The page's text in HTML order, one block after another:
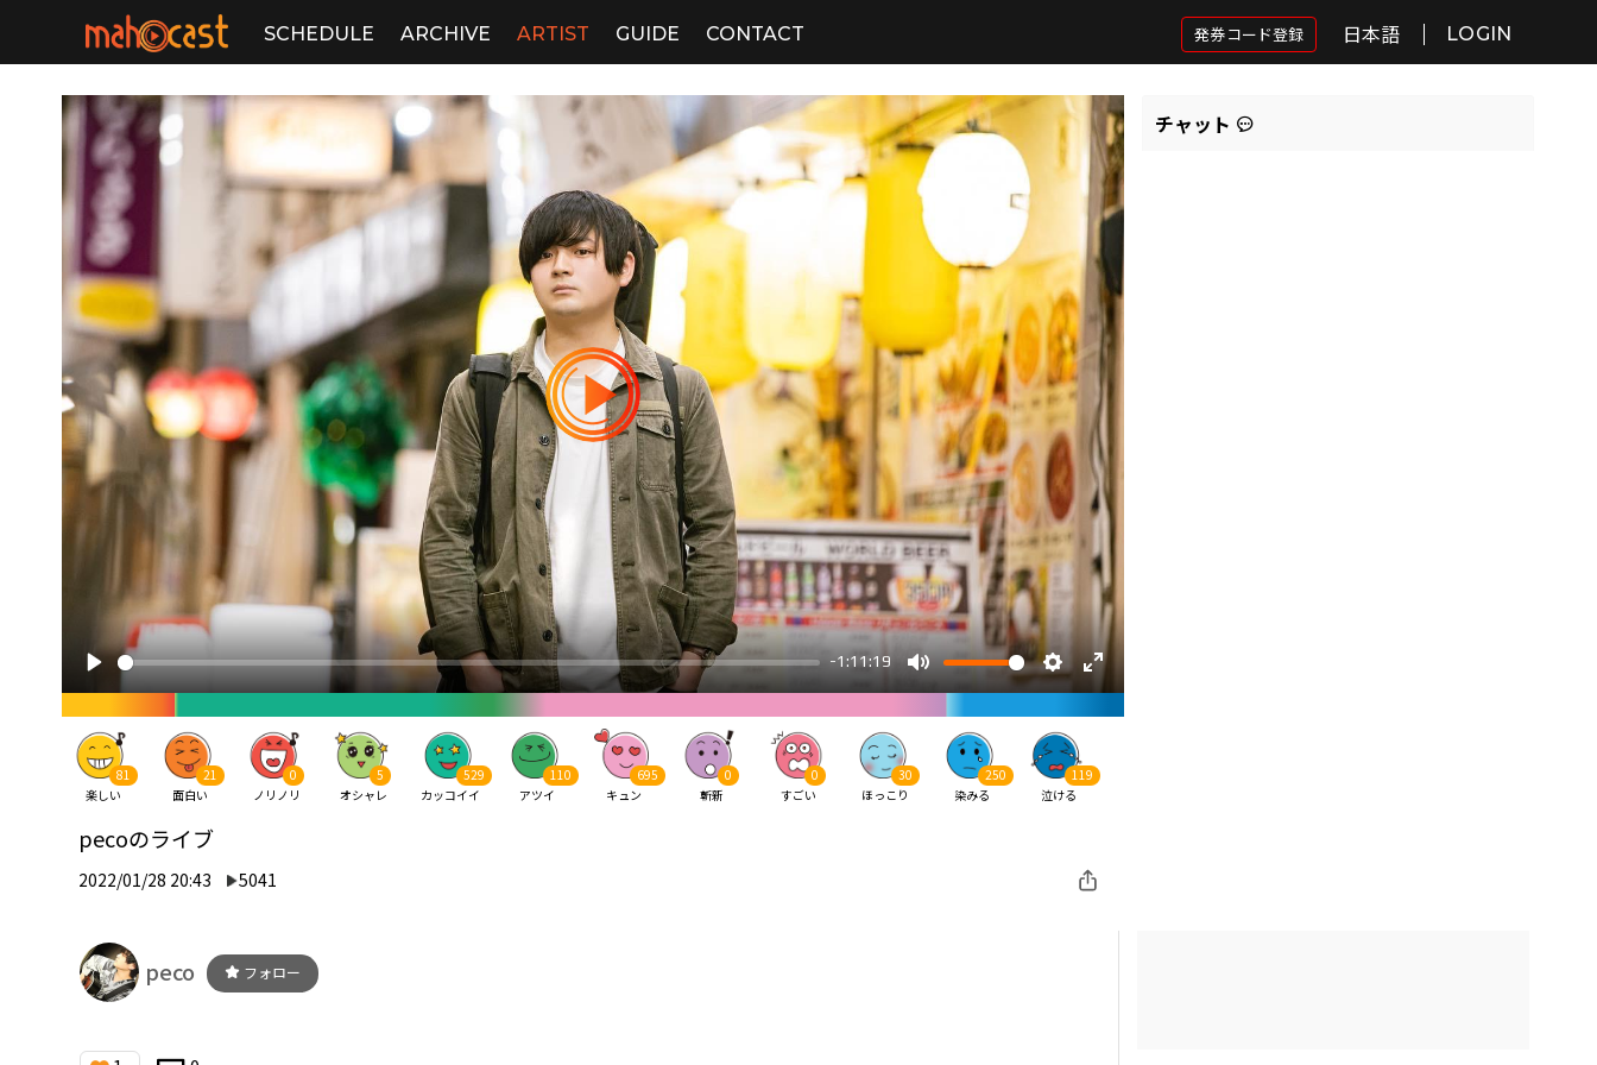
SCHEDULE ARCHIVE ARTIST GUIDE CONTACT 発券コード登録 日本語 LOGIN
81
楽しい
21
面白い
0
ノリノリ
5
オシャレ
529
カッコイイ
110
アツイ
695
キュン
0
斬新
0
すごい
30
ほっこり
250
染みる
119
泣ける
pecoのライブ
2022/01/28 20:43 5041
チャット
peco フォロー